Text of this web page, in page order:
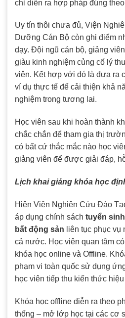
chỉ diễn ra hợp pháp đúng
Uy tín thôi chưa đủ, Viện
Dưỡng Cán Bộ còn ghi điểm
dạy. Đội ngũ cán bộ, giảng
giàu kinh nghiệm củng cố lý
viên. Kết hợp với đó là đưa ra
ví dụ thực tế để cải thiện khả
nghiệm trong tương lai.
Học viên sau khi hoàn thành
chắc chắn để tham gia thị
có bất cứ thắc mắc nào học
giảng viên để được giải đáp,
Lịch khai giảng khóa học
Hiện Viện Nghiên Cứu Đào
áp dụng chính sách tuyển
bất động sản liên tục phục vụ
cả nước. Học viên quan tâm
khóa học online và Offline.
phạm vi toàn quốc sử dụng
học viên tiếp thu kiến thức
Khóa học offline diễn ra theo
thống – mở lớp học tại các cơ